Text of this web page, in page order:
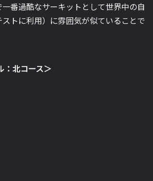
番過酷なサーキットとして世界中の自
トに利用）に雰囲気が似ていることで
：北コース＞